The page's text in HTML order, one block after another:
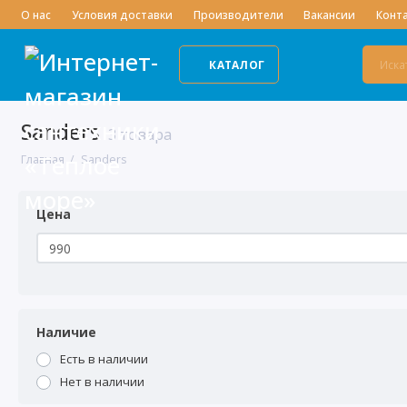
О нас Условия доставки Производители Вакансии
КАТАЛОГ
Sanders 3 товара
Главная Sanders
Цена
Наличие
Есть в наличии
Нет в наличии